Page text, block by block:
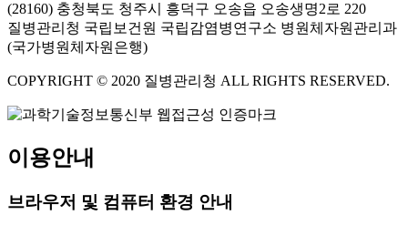
(28160) 충청북도 청주시 흥덕구 오송읍 오송생명2로 220
질병관리청 국립보건원 국립감염병연구소 병원체자원관리과
(국가병원체자원은행)
COPYRIGHT © 2020 질병관리청 ALL RIGHTS RESERVED.
이용안내
브라우저 및 컴퓨터 환경 안내